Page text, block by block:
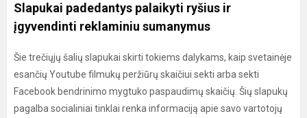
Slapukai padedantys palaikyti ryšius ir
įgyvendinti reklaminiu sumanymus
Šie trečiųjų šalių slapukai skirti tokiems dalykams, kaip svetainėje
esančių Youtube filmukų peržiūrų skaičiui sekti arba sekti
Facebook bendrinimo mygtuko paspaudimų skaičių. Šių slapukų
pagalba socialiniai tinklai renka informaciją apie savo vartotojų